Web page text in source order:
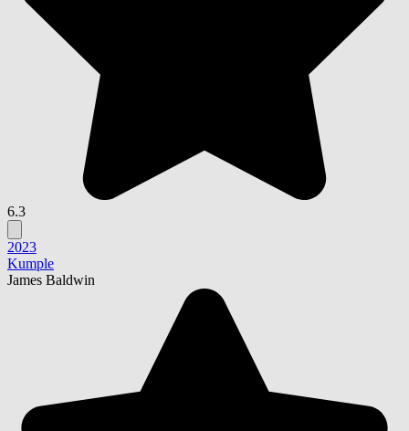
6.3
2023
Kumple
James Baldwin